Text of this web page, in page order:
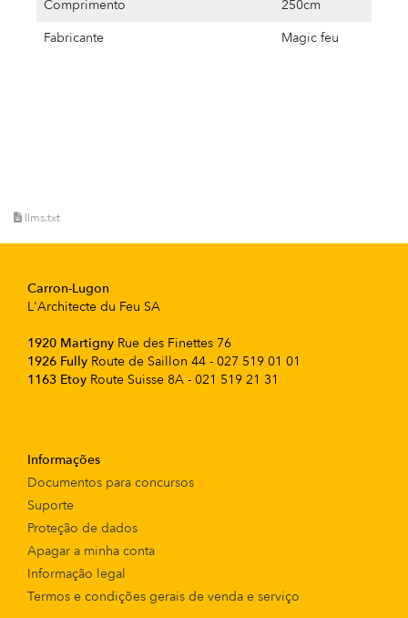
Comprimento
250cm
Fabricante
Magic feu
llms.txt
Carron-Lugon
L'Architecte du Feu SA
1920 Martigny Rue des Finettes 76
1926 Fully Route de Saillon 44 - 027 519 01 01
1163 Etoy Route Suisse 8A - 021 519 21 31
Informações
Documentos para concursos
Suporte
Proteção de dados
Apagar a minha conta
Informação legal
Termos e condições gerais de venda e serviço